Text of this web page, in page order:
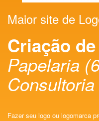
Maior site de
Criação de
Papelaria
Fazer seu logo ou logomarca